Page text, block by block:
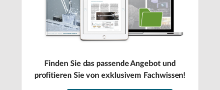
Finden Sie das passende Angebot und
profitieren Sie von exklusivem Fachwissen!